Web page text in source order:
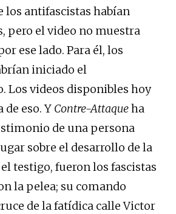
los antifascistas habían
pero el video no muestra
ese lado. Para él, los
iniciado el
Los videos disponibles hoy
de eso. Y Contre-Attaqueha
de una persona
sobre el desarrollo de la
testigo, fueron los fascistas
la pelea; su comando
de la fatídica calle Victor